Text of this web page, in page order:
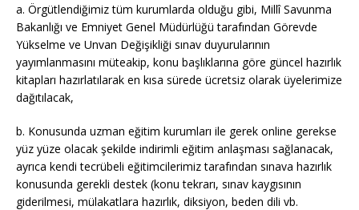
a. Örgütlendiğimiz tüm kurumlarda olduğu gibi, Millî Savunma
Bakanlığı ve Emniyet Genel Müdürlüğü tarafından Görevde
Yükselme ve Unvan Değişikliği sınav duyurularının
yayımlanmasını müteakip, konu başlıklarına göre güncel hazırlık
kitapları hazırlatılarak en kısa sürede ücretsiz olarak üyelerimize
dağıtılacak,
b. Konusunda uzman eğitim kurumları ile gerek online gerekse
yüz yüze olacak şekilde indirimli eğitim anlaşması sağlanacak,
ayrıca kendi tecrübeli eğitimcilerimiz tarafından sınava hazırlık
konusunda gerekli destek (konu tekrarı, sınav kaygısının
giderilmesi, mülakatlara hazırlık, diksiyon, beden dili vb.